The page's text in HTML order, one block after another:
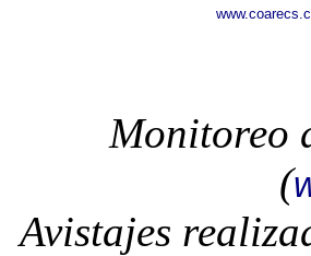
Monitoreo
(
Avistajes